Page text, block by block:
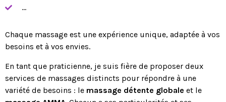
...
Chaque massage est une expérience unique, adaptée à vos
besoins et à vos envies.
En tant que praticienne, je suis fière de proposer deux
services de massages distincts pour répondre à une
variété de besoins : le massage détente globale et le